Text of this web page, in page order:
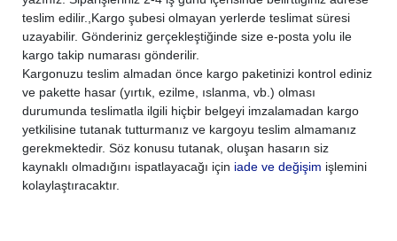
teslim edilir., Kargo şubesi olmayan yerlerde teslimat süresi
uzayabilir. Gönderiniz gerçekleştiğinde size e-posta yolu ile
kargo takip numarası gönderilir.
Kargonuzu teslim almadan önce kargo paketinizi kontrol ediniz
ve pakette hasar (yırtık, ezilme, ıslanma, vb.) olması
durumunda teslimatla ilgili hiçbir belgeyi imzalamadan kargo
yetkilisine tutanak tutturmanız ve kargoyu teslim almamanız
gerekmektedir. Söz konusu tutanak, oluşan hasarın siz
kaynaklı olmadığını ispatlayacağı için iade ve değişim işlemini
kolaylaştıracaktır.